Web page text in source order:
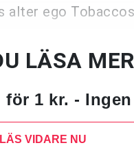
alter ego
LÄSA
för 1 kr. -
LÄS VIDARE NU